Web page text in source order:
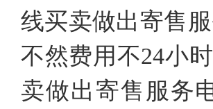
线买卖做出寄售
不然费用不24小
卖做出寄售服务